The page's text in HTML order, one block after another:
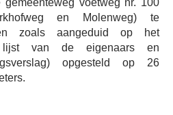
voetweg nr. 100
en Molenweg) te
zoals aangeduid op het
lijst van de eigenaars en
opgesteld op 26